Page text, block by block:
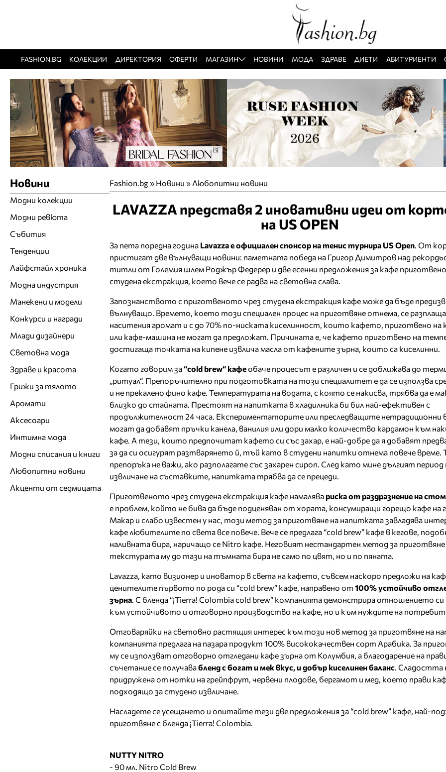
FASHION.BG КОЛЕКЦИИ ДИРЕКТОРИЯ ОФЕРТИ МАГАЗИН НОВИНИ МОДА ЗДРАВЕ ДИЕТИ АБИТУРИЕНТИ
Fashion.bg» Новини » Любопитни новини
LAVAZZA представя 2 иновативни идеи от
на US OPEN
За пета поредна година Lavazza е официален спонсор на тенис турнира US Open . От
пристигат две вълнуващи новини: паметната победа на Григор Димитров над
титли от Големия шлем Роджър Федерер и две есенни предложения за кафе
студена екстракция, което вече се радва на световна слава.
Запознанството с приготвеното чрез студена екстракция кафе може да бъде
вълнуващо. Времето, което този специален процес на приготвяне отнема, се разплаща
наситения аромат и с до 70% по-ниската киселинност, които кафето, приготвено на
или кафе-машина не могат да предложат. Причината е, че кафето приготвено на
достигаща точката на кипене извлича масла от кафените зърна, които са киселинни.
Когато говорим за“cold brew“ кафеобаче процесът е различен и се доближава до
„ритуал“. Препоръчително при подготовката на този специалитет е да се използва
и не прекалено фино кафе. Температурата на водата, с която се накисва, трябва да е
близко до стайната. Престоят на напитката в хладилника би бил най-ефективен с
продължителност 24 часа. Експериментаторите или преследващите нетрадиционни
могат да добавят пръчки канела, ванилия или дори малко количество кардамон към
кафе. А тези, които предпочитат кафето си със захар, е най-добре да я добавят
за да си осигурят разтварянето й, тъй като в студени напитки отнема повече време.
препоръка не важи, ако разполагате със захарен сироп. След като мине дългият период
извличане на съставките, напитката трябва да се прецеди.
Приготвеното чрез студена екстракция кафе намалява риска от раздразнение на
е проблем, който не бива да бъде подценяван от хората, консумиращи горещо кафе на
Макар и слабо известен у нас, този метод за приготвяне на напитката завладява
кафе любителите по света все повече. Вече се предлага “cold brew” кафе в кегове,
наливната бира, наричащо се Nitro кафе. Неговият нестандартен метод за
текстурата му до тази на тъмната бира не само по цвят, но и по пяната.
Lavazza, като визионер и иноватор в света на кафето, съвсем наскоро предложи на
ценителите първото по рода си “cold brew” кафе, направено от 100% устойчиво
зърна . С бленда “¡Tierra! Colombia cold brew” компанията демонстрира отношението си
към устойчивото и отговорно производство на кафе, но и към нуждите на
Отговаряйки на световно растящия интерес към този нов метод за приготвяне на
компанията предлага на пазара продукт 100% висококачествен сорт Арабика. За
му се използват отговорно отгледани кафе зърна от Колумбия, а благодарение на
съчетание се получавабленд с богат и мек вкус, и добър киселинен баланс . Сладостта
придружена от нотки на грейпфрут, червени плодове, бергамот и мед, което прави
подходящо за студено извличане.
Насладете се усещането и опитайте тези две предложения за “cold brew” кафе, най-
приготвяне с бленда ¡Tierra! Colombia.
NUTTY NITRO
- 90 мл. Nitro Cold Brew
Новини
Модни колекции
Модни ревюта
Събития
Тенденции
Лайфстайл хроника
Модна индустрия
Манекени и модели
Конкурси и награди
Млади дизайнери
Световна мода
Здраве и красота
Грижи за тялото
Аромати
Аксесоари
Интимна мода
Модни списания и книги
Любопитни новини
Акценти от седмицата